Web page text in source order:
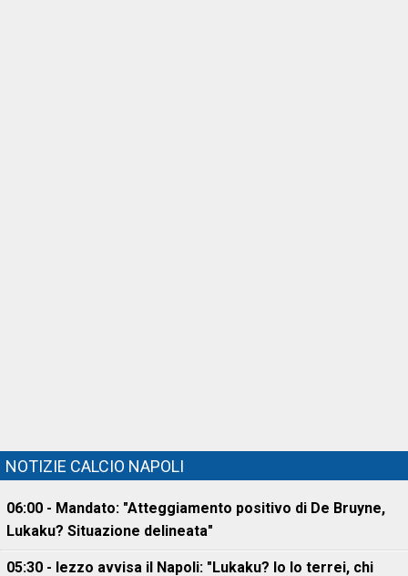
NOTIZIE CALCIO NAPOLI
06:00 - Mandato: "Atteggiamento positivo di De Bruyne,
Lukaku? Situazione delineata"
05:30 - Iezzo avvisa il Napoli: "Lukaku? Io lo terrei, chi